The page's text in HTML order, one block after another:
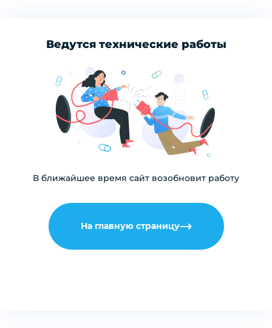
Ведутся технические работы
В ближайшее время сайт возобновит работу
На главную страницу